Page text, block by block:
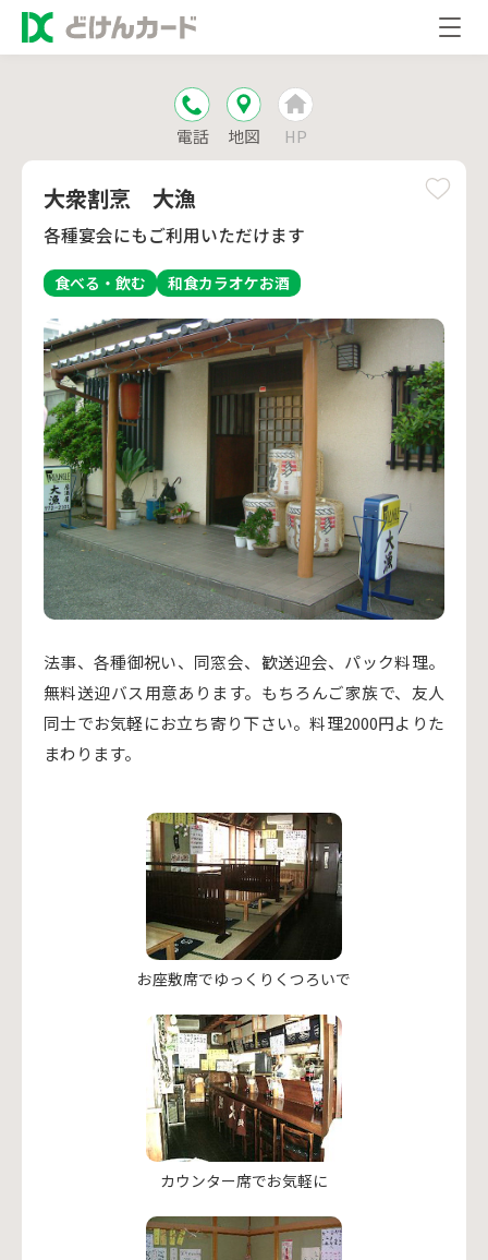
電話 地図 HP
大衆割烹 大漁
各種宴会にもご利用いただけます
食べる・飲む 和食カラオケお酒
法事、各種御祝い、同窓会、歓送迎会、パック料理。
無料送迎バス用意あります。もちろんご家族で、友人
同士でお気軽にお立ち寄り下さい。料理2000円よりた
まわります。
お座敷席でゆっくりくつろいで
カウンター席でお気軽に